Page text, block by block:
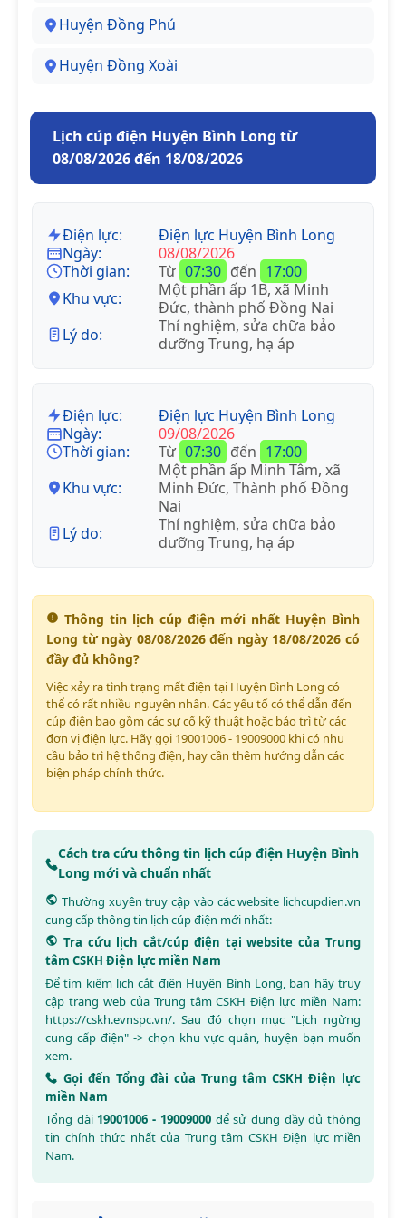
Huyện Đồng Phú
Huyện Đồng Xoài
Lịch cúp điện Huyện Bình Long từ
08/08/2026 đến 18/08/2026
Điện lực:
Điện lực Huyện Bình Long
Ngày:
08/08/2026
Thời gian:
Từ 07:30 đến 17:00
Khu vực:
Một phần ấp 1B, xã Minh
Đức, thành phố Đồng Nai
Lý do:
Thí nghiệm, sửa chữa bảo
dưỡng Trung, hạ áp
Điện lực:
Điện lực Huyện Bình Long
Ngày:
09/08/2026
Thời gian:
Từ 07:30 đến 17:00
Khu vực:
Một phần ấp Minh Tâm, xã
Minh Đức, Thành phố Đồng
Nai
Lý do:
Thí nghiệm, sửa chữa bảo
dưỡng Trung, hạ áp
Thông tin lịch cúp điện mới nhất Huyện Bình
Long từ ngày 08/08/2026 đến ngày 18/08/2026 có
đầy đủ không?
Việc xảy ra tình trạng mất điện tại Huyện Bình Long có
thể có rất nhiều nguyên nhân. Các yếu tố có thể dẫn đến
cúp điện bao gồm các sự cố kỹ thuật hoặc bảo trì từ các
đơn vị điện lực. Hãy gọi 19001006 - 19009000 khi có nhu
cầu bảo trì hệ thống điện, hay cần thêm hướng dẫn các
biện pháp chính thức.
Cách tra cứu thông tin lịch cúp điện Huyện Bình
Long mới và chuẩn nhất
Thường xuyên truy cập vào các website lichcupdien.vn
cung cấp thông tin lịch cúp điện mới nhất:
Tra cứu lịch cắt/cúp điện tại website của Trung
tâm CSKH Điện lực miền Nam
Để tìm kiếm lịch cắt điện Huyện Bình Long, bạn hãy truy
cập trang web của Trung tâm CSKH Điện lực miền Nam:
https://cskh.evnspc.vn/. Sau đó chọn mục "Lịch ngừng
cung cấp điện" -> chọn khu vực quận, huyện bạn muốn
xem.
Gọi đến Tổng đài của Trung tâm CSKH Điện lực
miền Nam
Tổng đài 19001006 - 19009000để sử dụng đầy đủ thông
tin chính thức nhất của Trung tâm CSKH Điện lực miền
Nam.